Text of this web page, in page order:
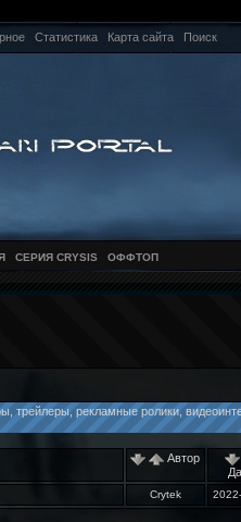
Статистика Карта сайта Поиск
СЕРИЯ CRYSIS ОФФТОП
рекламные ролики,
Автор
Crytek